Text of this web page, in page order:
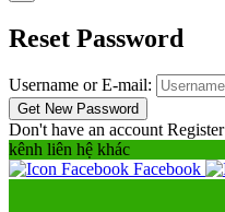
Reset Password
Username or E-mail:
Don't have an accountRegister
kênh liên hệ khác
Facebook